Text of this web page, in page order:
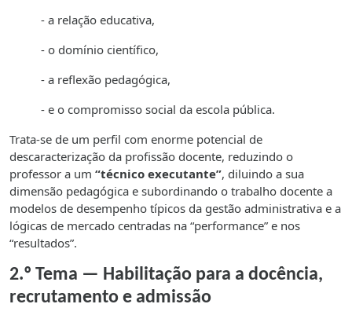
- a relação educativa,
- o domínio científico,
- a reflexão pedagógica,
- e o compromisso social da escola pública.
Trata-se de um perfil com enorme potencial de
descaracterização da profissão docente, reduzindo o
professor a um “técnico executante”, diluindo a sua
dimensão pedagógica e subordinando o trabalho docente a
modelos de desempenho típicos da gestão administrativa e a
lógicas de mercado centradas na “performance” e nos
“resultados”.
2.º Tema — Habilitação para a docência,
recrutamento e admissão